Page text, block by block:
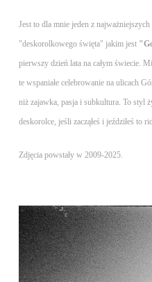
Jest to dla mnie jeden z
"deskorolkowego święta" jakim jest
pierwszy dzień lata na całym świecie.
te wspaniałe celebrowanie na ulicach
niż zajawka, pasja i subkultura. To styl
deskorolce, jeśli zacząłeś i jeździłeś to
Zdjęcia powstały w 2009-2025.